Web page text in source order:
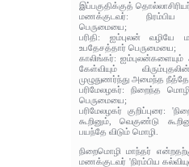
இப்பகுதிக்குத்
மணக்குடவர்: நிரம்பிய
பெருமையை;
பரிதி: ஐம்புலன் வழியே
உபதேசத்தார் பெருமையை;
காலிங்கர்:
கேள்வியும்
முழுதுணர்ந்து அமைந்த
பரிமேலழகர்: நிறைந்த
பெருமையை;
பரிமேலழகர் குறிப்புரை:
கூறினும், வெகுண்டு
பயந்தே விடும் மொழி.
நிறைமொழி மாந்தர்
மணக்குடவர் 'நிரம்பிய